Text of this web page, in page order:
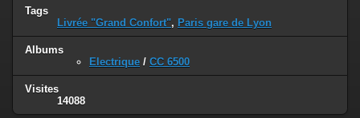
Tags
Livrée "Grand Confort", Paris gare de Lyon
Albums
Electrique / CC 6500
Visites
14088